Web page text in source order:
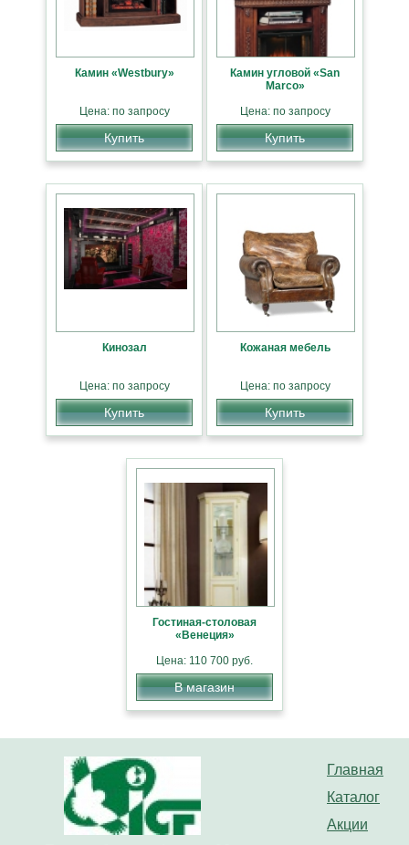
Камин «Westbury»
Цена: по запросу
Купить
Камин угловой «San
Marco»
Цена: по запросу
Купить
Кинозал
Цена: по запросу
Купить
Кожаная мебель
Цена: по запросу
Купить
Гостиная-столовая
«Венеция»
Цена: 110 700 руб.
В магазин
Главная
Каталог
Акции